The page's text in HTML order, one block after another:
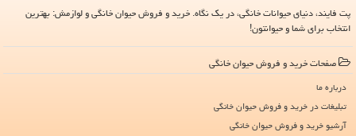
پت فایند، دنیای حیوانات خانگی، در یک نگاه. خرید و فروش حیوان خانگی و لوازمش: بهترین
انتخاب برای شما و حیوانتون!
صفحات خرید و فروش حیوان خانگی
درباره ما
تبلیغات در خرید و فروش حیوان خانگی
آرشیو خرید و فروش حیوان خانگی